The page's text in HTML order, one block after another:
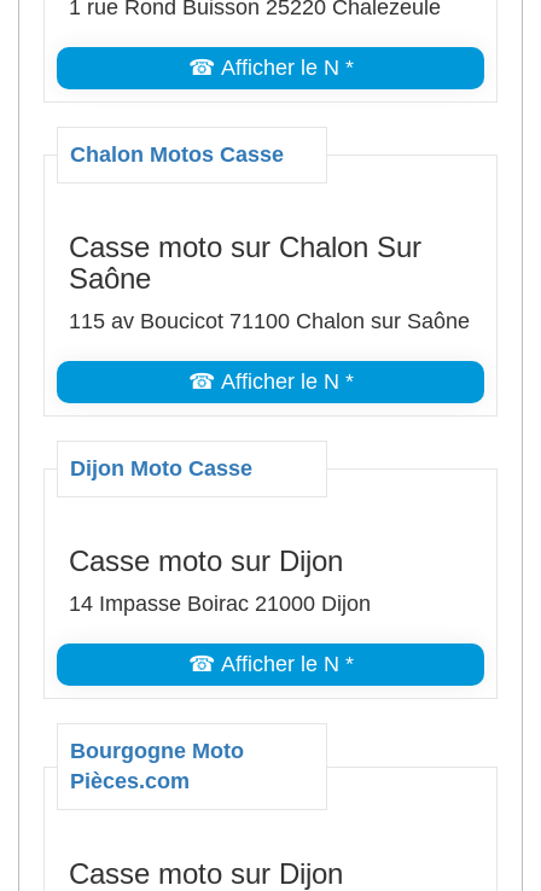
1 rue Rond Buisson 25220 Chalezeule
☎ Afficher le N *
Chalon Motos Casse
Casse moto sur Chalon Sur
Saône
115 av Boucicot 71100 Chalon sur Saône
☎ Afficher le N *
Dijon Moto Casse
Casse moto sur Dijon
14 Impasse Boirac 21000 Dijon
☎ Afficher le N *
Bourgogne Moto
Pièces.com
Casse moto sur Dijon